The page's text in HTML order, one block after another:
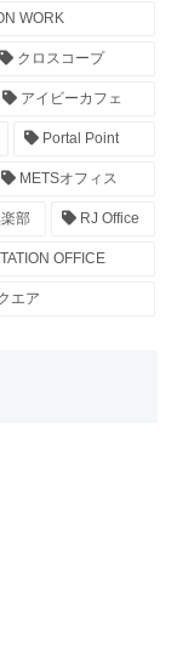
WORK
クロスコープ
アイビーカフェ
Portal Point
METSオフィス
部 RJ Office
OFFICE
エア